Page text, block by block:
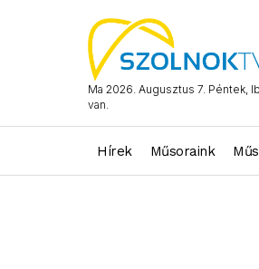
Ma 2026. Augusztus 7. Péntek,
van.
Hírek Műsoraink